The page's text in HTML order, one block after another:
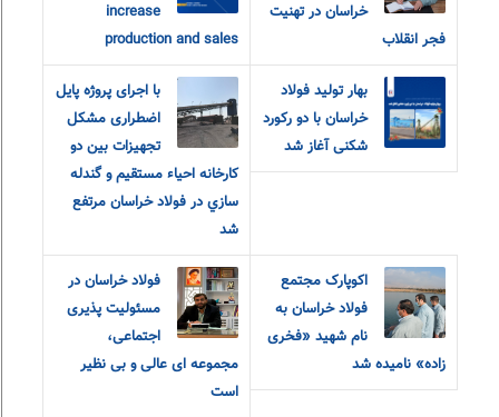
خراسان در تهنیت
فجر انقلاب
increase
production and sales
بهار تولید فولاد
خراسان با‌ دو رکورد
شکنی آغاز شد
با اجرای پروژه پایل
اضطراری مشکل
تجهيزات بين دو
كارخانه احياء مستقيم و گندله
سازي در فولاد خراسان مرتفع
شد
اکوپارک مجتمع
فولاد خراسان به
نام شهید «فخری
زاده» نامیده شد
فولاد خراسان در
مسئولیت پذیری
اجتماعی،
مجموعه ای عالی و بی نظیر
است